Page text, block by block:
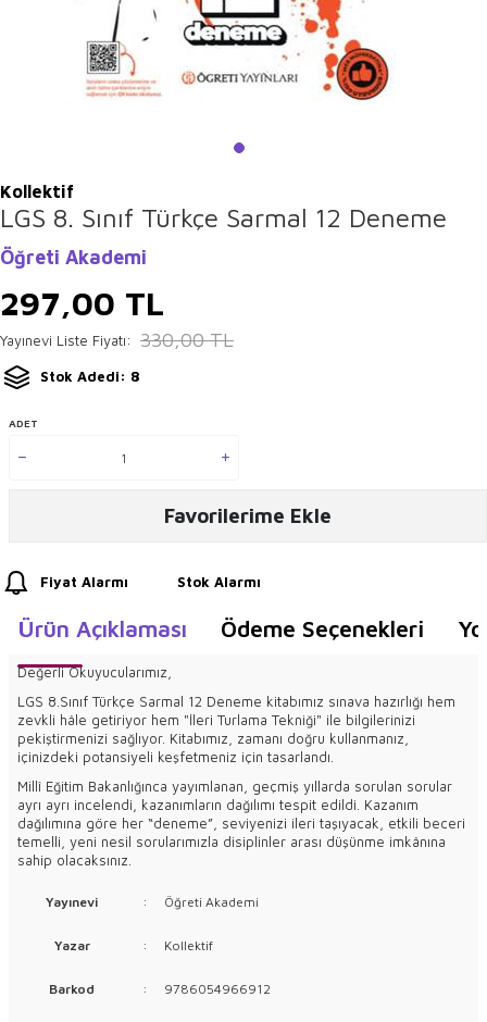
Kollektif
LGS 8. Sınıf Türkçe Sarmal 12 Deneme
Öğreti Akademi
297,00 TL
Yayınevi Liste Fiyatı: 330,00TL
Stok Adedi: 8
ADET
Favorilerime Ekle
Fiyat Alarmı Stok Alarmı
Ürün Açıklaması Ödeme Seçenekleri
Değerli Okuyucularımız,
LGS 8.Sınıf Türkçe Sarmal 12 Deneme kitabımız sınava hazırlığı hem
zevkli hâle getiriyor hem "İleri Turlama Tekniği" ile bilgilerinizi
pekiştirmenizi sağlıyor. Kitabımız, zamanı doğru kullanmanız,
içinizdeki potansiyeli keşfetmeniz için tasarlandı.
Millî Eğitim Bakanlığınca yayımlanan, geçmiş yıllarda sorulan sorular
ayrı ayrı incelendi, kazanımların dağılımı tespit edildi. Kazanım
dağılımına göre her “deneme”, seviyenizi ileri taşıyacak, etkili beceri
temelli, yeni nesil sorularımızla disiplinler arası düşünme imkânına
sahip olacaksınız.
Yayınevi : Öğreti Akademi
Yazar : Kollektif
Barkod : 9786054966912